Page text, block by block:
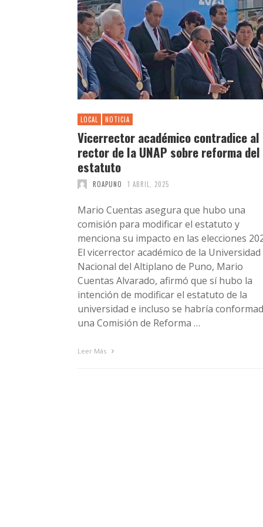
LOCAL NOTICIA
Vicerrector académico contradice al
rector de la UNAP sobre reforma del
estatuto
ROAPUNO 1 ABRIL, 2025
Mario Cuentas asegura que hubo una
comisión para modificar el estatuto y
menciona su impacto en las elecciones
El vicerrector académico de la Universidad
Nacional del Altiplano de Puno, Mario
Cuentas Alvarado, afirmó que sí hubo la
intención de modificar el estatuto de la
universidad e incluso se habría
una Comisión de Reforma …
Leer Más